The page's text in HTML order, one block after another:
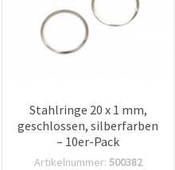
Stahlringe 20 x 1 mm,
geschlossen, silberfarben
– 10er-Pack
Artikelnummer: 500382